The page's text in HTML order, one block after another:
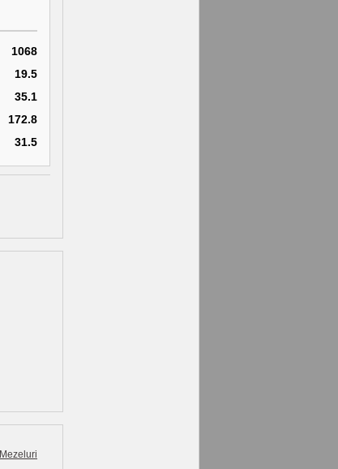
1068
19.5
35.1
172.8
31.5
Mezeluri